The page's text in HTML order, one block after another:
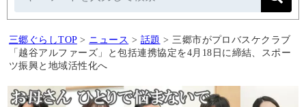
三郷ぐらしTOP > ニュース > 話題 > 三郷市がプロバスケクラブ
「越谷アルファーズ」と包括連携協定を4月18日に締結、スポー
ツ振興と地域活性化へ